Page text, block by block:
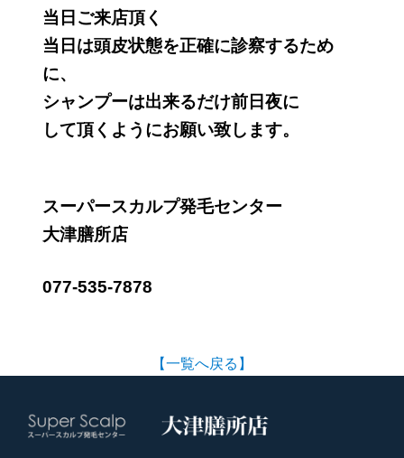
当日ご来店頂く
当日は頭皮状態を正確に診察するため
に、
シャンプーは出来るだけ前日夜に
して頂くようにお願い致します。
スーパースカルプ発毛センター
大津膳所店
077-535-7878
【一覧へ戻る】